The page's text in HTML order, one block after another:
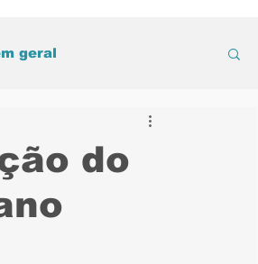
geral
Central de Caruaru
Destaque
do